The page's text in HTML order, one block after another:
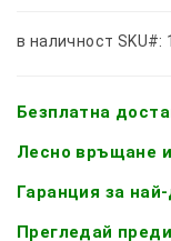
в наличност SKU#:
Безплатна
Лесно връщане
Гаранция за
Прегледай